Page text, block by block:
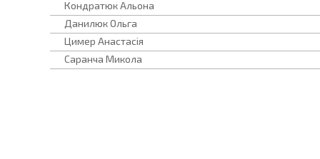
Кондратюк Альона
Данилюк Ольга
Цимер Анастасія
Саранча Микола